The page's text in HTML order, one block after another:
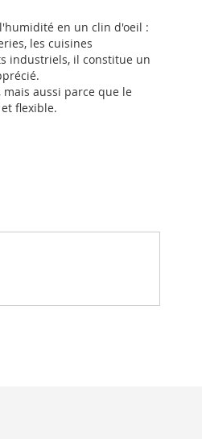
en un clin d'oeil :
les cuisines
industriels, il constitue un
aussi parce que le
flexible.